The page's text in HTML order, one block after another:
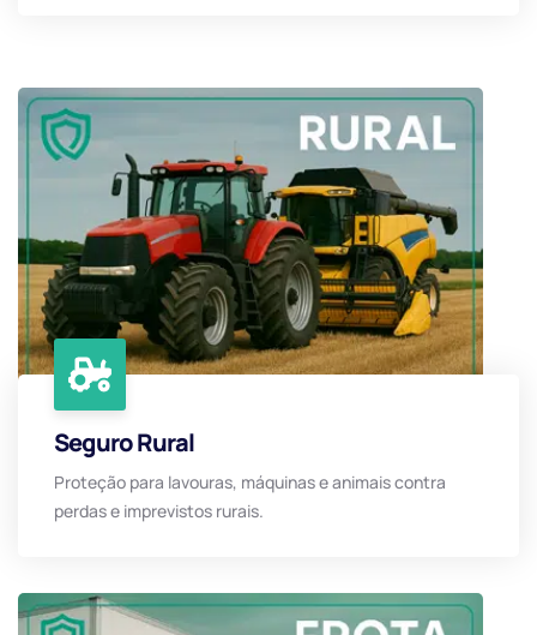
Seguro Rural
Proteção para lavouras, máquinas e animais contra
perdas e imprevistos rurais.